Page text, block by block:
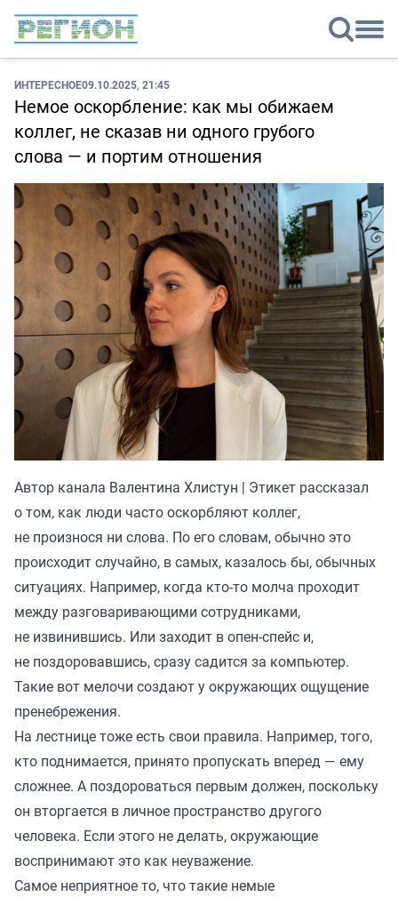
ИНТЕРЕСНОЕ09.10.2025, 21:45
Немое оскорбление: как мы обижаем
коллег, не сказав ни одного грубого
слова — и портим отношения
Автор канала Валентина Хлистун | Этикет рассказал
о том, как люди часто оскорбляют коллег,
не произнося ни слова. По его словам, обычно это
происходит случайно, в самых, казалось бы, обычных
ситуациях. Например, когда кто-то молча проходит
между разговаривающими сотрудниками,
не извинившись. Или заходит в опен-спейс и,
не поздоровавшись, сразу садится за компьютер.
Такие вот мелочи создают у окружающих ощущение
пренебрежения.
На лестнице тоже есть свои правила. Например, того,
кто поднимается, принято пропускать вперед — ему
сложнее. А поздороваться первым должен, поскольку
он вторгается в личное пространство другого
человека. Если этого не делать, окружающие
воспринимают это как неуважение.
Самое неприятное то, что такие немые